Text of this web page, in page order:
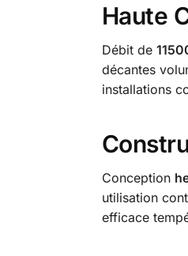
Haute
Débit de
décantes
installations
Conception
utilisation
efficace